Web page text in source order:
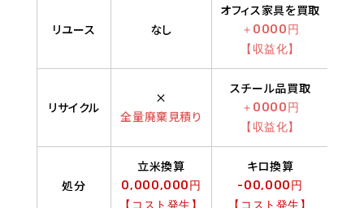
リユース なし
オフィス家具を買取
＋0000円
【収益化】
リサイクル
×
全量廃棄見積り
スチール品買取
＋0000円
【収益化】
処分
立米換算
0,000,000円
【コスト発生】
キロ換算
-00,000円
【コスト発生】